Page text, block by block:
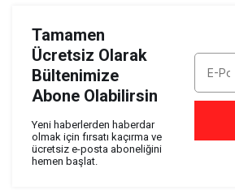
Tamamen
Ücretsiz Olarak
Bültenimize
Abone Olabilirsin
Yeni haberlerden haberdar
olmak için fırsatı kaçırma ve
ücretsiz e-posta aboneliğini
hemen başlat.